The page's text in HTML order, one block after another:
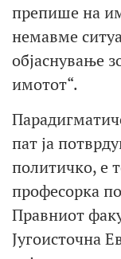
препише на
немавме
објаснување
имотот“.
пат ја
политичко, е
професорка
Правниот
Југоисточна